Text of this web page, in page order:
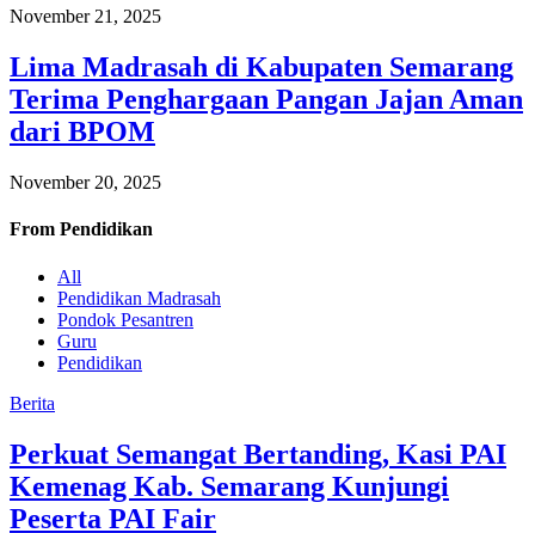
November 21, 2025
Lima Madrasah di Kabupaten Semarang
Terima Penghargaan Pangan Jajan Aman
dari BPOM
November 20, 2025
From Pendidikan
All
Pendidikan Madrasah
Pondok Pesantren
Guru
Pendidikan
Berita
Perkuat Semangat Bertanding, Kasi PAI
Kemenag Kab. Semarang Kunjungi
Peserta PAI Fair